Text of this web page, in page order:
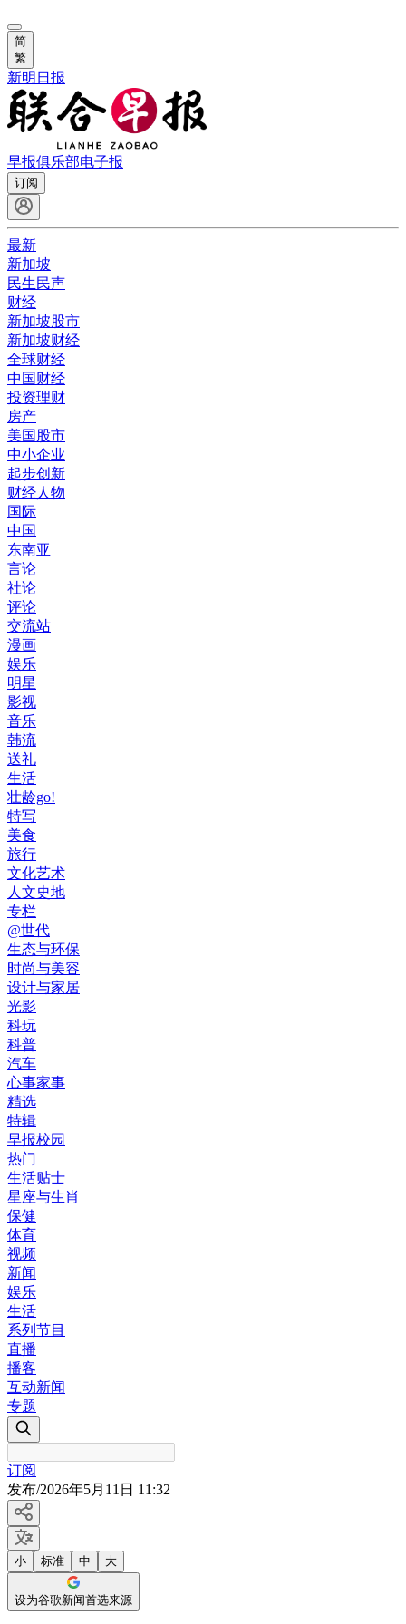
简
繁
新明日报
早报俱乐部电子报
订阅
最新
新加坡
民生民声
财经
新加坡股市
新加坡财经
全球财经
中国财经
投资理财
房产
美国股市
中小企业
起步创新
财经人物
国际
中国
东南亚
言论
社论
评论
交流站
漫画
娱乐
明星
影视
音乐
韩流
送礼
生活
壮龄go!
特写
美食
旅行
文化艺术
人文史地
专栏
@世代
生态与环保
时尚与美容
设计与家居
光影
科玩
科普
汽车
心事家事
精选
特辑
早报校园
热门
生活贴士
星座与生肖
保健
体育
视频
新闻
娱乐
生活
系列节目
直播
播客
互动新闻
专题
订阅
发布/2026年5月11日 11:32
小 标准 中 大
设为谷歌新闻首选来源